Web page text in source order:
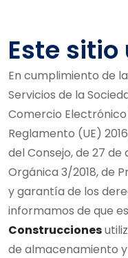
Este
En cumplimiento de
Servicios de la
Comercio Electrónico
Reglamento (UE)
del Consejo, de 27 de
Orgánica 3/2018, de
y garantía de los
informamos de que
Construcciones
de almacenamiento